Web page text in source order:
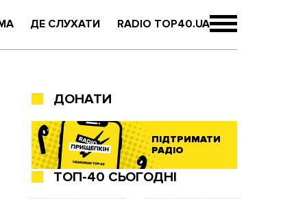
ДЕ СЛУХАТИ RADIO TOP40.UA
ДОНАТИ
ПІДТРИМАТИ
РАДІО
ТОП-40 СЬОГОДНІ